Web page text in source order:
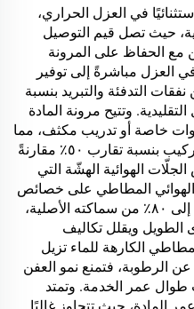
في العزل الحراري،
حيث تصل قيم التوصيل
متر·كلفن مع الحفاظ على المرونة
في العزل مباشرةً إلى توفير
التدفئة والتبريد بنسبة
التقليدية. وتتيح مرونة المادة
خاصة أو تدريب مكثف، مما
يقلل تكاليف اليد العاملة وزمن التركيب بنسبة تقارب ٥٠٪ مقارنةً
الهوائية الهشّة التي
الهوائي المطاطي على خصائص
عزله حتى عند ضغطه بنسبة تصل إلى ٨٠٪ من سماكته الأصلية،
الطويل ويقلل تكاليف
الكارهة للماء تزيل
عن الرطوبة، فتمنع نمو العفن
طوال عمر الخدمة. وتمتد